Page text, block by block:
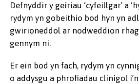
Defnyddir y geiriau ‘cyfeillgar’ a
rydym yn gobeithio bod hyn yn
gwirioneddol ar nodweddion
gennym ni.
Er ein bod yn fach, rydym yn
o addysgu a phrofiadau clinigol